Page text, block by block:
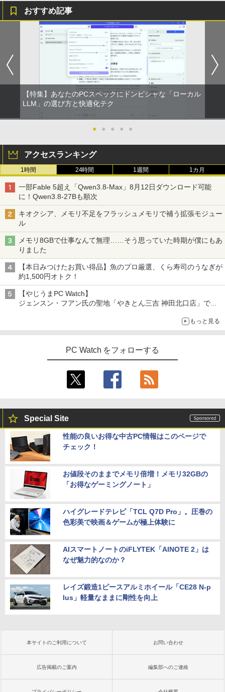
おすすめ記事
【特集】あなたのPCスペックにドンピシャな「ローカル
LLM」の選び方と快適化テク
● ● ● ● ●
アクセスランキング
1時間 24時間 1週間 1カ月
一部Fable 5超え「Qwen3.8-Max」8月12日ダウンロード可能
に！Qwen3.8-27Bも順次
キオクシア、メモリ不足をフラッシュメモリで補う拡張モジュー
ル
メモリ8GBで仕事なんて無理……そう思っていた時期が僕にもあ
りました
【本日みつけたお買い得品】魚のプロ厳選、くら寿司のうなぎが
約1,500円オトク！
【やじうまPC Watch】
ジェンスン・フアン氏の聖地「やきとん三吉 神田北口店」で
～コース名を変更したのはNVIDIAに怒られたからではないもっと見る
PC Watch をフォローする
Special Site
性能の良いお得な中古PC情報はこのページで
チェック！
お値段そのままでメモリ倍増！メモリ32GBの
「お得なゲーミングノート」
ハイグレードテレビ「TCL Q7D Pro」。圧巻の
色彩美で映画＆ゲームが極上体験に
AIスマートノートのiFLYTEK「AINOTE 2」は
なぜ魅力的なのか？
レイズ鍛造1ピースアルミホイール「CE28 N-p
lus」軽量なままに剛性を向上
本サイトのご利用について お問い合わせ
広告掲載のご案内 編集部へのご連絡